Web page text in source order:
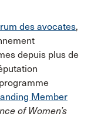
des avocates,
depuis plus de
Member
of Women’s